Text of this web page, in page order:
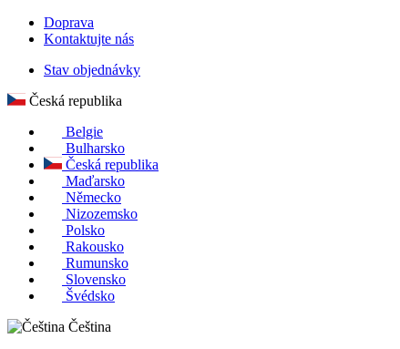
Doprava
Kontaktujte nás
Stav objednávky
Česká republika
Belgie
Bulharsko
Česká republika
Maďarsko
Německo
Nizozemsko
Polsko
Rakousko
Rumunsko
Slovensko
Švédsko
Čeština